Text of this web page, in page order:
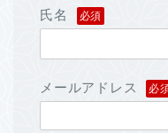
氏名 必須
メールアドレス 必